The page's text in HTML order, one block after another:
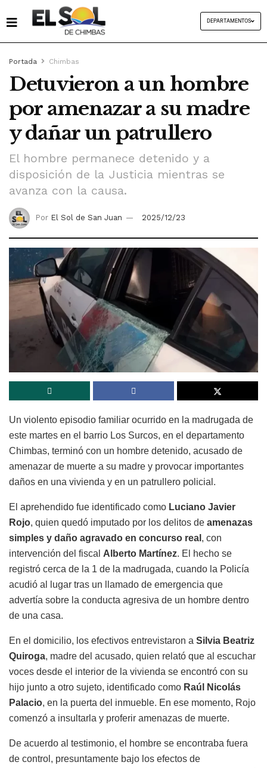
DEPARTAMENTOS
Portada Chimbas
Detuvieron a un hombre
por amenazar a su madre
y dañar un patrullero
El hombre permanece detenido y a
disposición de la Justicia mientras se
avanza con la causa.
Por El Sol de San Juan 2025/12/23
Un violento episodio familiar ocurrido en la madrugada de
este martes en el barrio Los Surcos, en el departamento
Chimbas, terminó con un hombre detenido, acusado de
amenazar de muerte a su madre y provocar importantes
daños en una vivienda y en un patrullero policial.
El aprehendido fue identificado como Luciano Javier
Rojo, quien quedó imputado por los delitos de amenazas
simples y daño agravado en concurso real , con
intervención del fiscal Alberto Martínez. El hecho se
registró cerca de la 1 de la madrugada, cuando la Policía
acudió al lugar tras un llamado de emergencia que
advertía sobre la conducta agresiva de un hombre dentro
de una casa.
En el domicilio, los efectivos entrevistaron a Silvia Beatriz
Quiroga, madre del acusado, quien relató que al escuchar
voces desde el interior de la vivienda se encontró con su
hijo junto a otro sujeto, identificado como Raúl Nicolás
Palacio, en la puerta del inmueble. En ese momento, Rojo
comenzó a insultarla y proferir amenazas de muerte.
De acuerdo al testimonio, el hombre se encontraba fuera
de control, presuntamente bajo los efectos de